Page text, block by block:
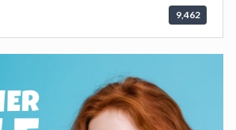
9,462